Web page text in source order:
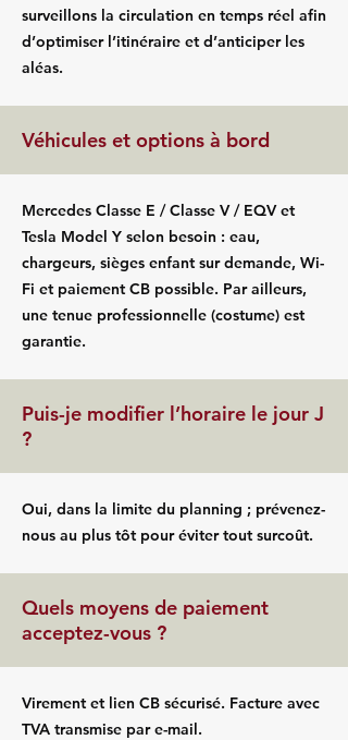
surveillons la circulation en temps réel afin
d’optimiser l’itinéraire et d’anticiper les
aléas.
Véhicules et options à bord
Mercedes Classe E / Classe V / EQV et
Tesla Model Y selon besoin : eau,
chargeurs, sièges enfant sur demande, Wi-
Fi et paiement CB possible. Par ailleurs,
une tenue professionnelle (costume) est
garantie.
Puis-je modifier l’horaire le jour J
?
Oui, dans la limite du planning ; prévenez-
nous au plus tôt pour éviter tout surcoût.
Quels moyens de paiement
acceptez-vous ?
Virement et lien CB sécurisé. Facture avec
TVA transmise par e-mail.